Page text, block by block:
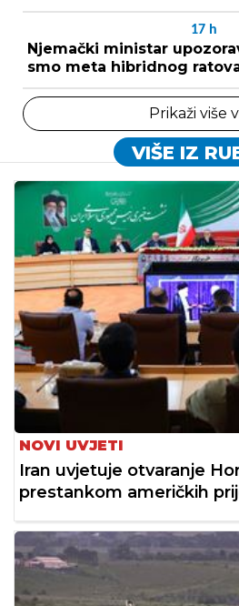
17 h
Njemački ministar
smo meta hibridnog
Prikaži više
VIŠE IZ
NOVI UVJETI
Iran uvjetuje otvaranje
prestankom američkih